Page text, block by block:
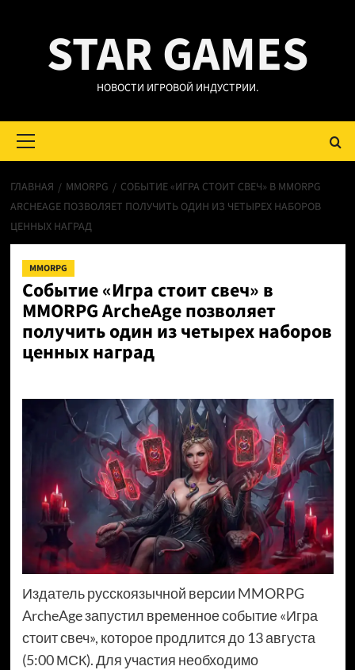
содержимомуSTAR GAMES
НОВОСТИ ИГРОВОЙ ИНДУСТРИИ.
меню
ГЛАВНАЯ MMORPG
СОБЫТИЕ «ИГРА СТОИТ СВЕЧ» В MMORPG
ARCHEAGE ПОЗВОЛЯЕТ ПОЛУЧИТЬ ОДИН ИЗ ЧЕТЫРЕХ НАБОРОВ
ЦЕННЫХ НАГРАД
MMORPG
Событие «Игра стоит свеч» в
MMORPG ArcheAge позволяет
получить один из четырех наборов
ценных наград
Издатель русскоязычной версии MMORPG
ArcheAge запустил временное событие «Игра
стоит свеч», которое продлится до 13 августа
(5:00 МСК). Для участия необходимо